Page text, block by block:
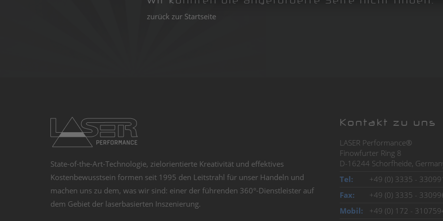
zurück zur Startseite
State-of-the-Art-Technologie, zielorientierte Kreativität und effektives
Kostenbewusstsein formen seit 1995 den Leitstrahl für unser Handeln und
machen uns zu dem, was wir sind: einer der führenden 360°-Dienstleister auf
dem Gebiet der laserbasierten Inszenierung.
Unser Anspruch an uns selbst
Geschäftsfeld sind Darbietungen,
Leistungsvermögen spiegeln.
Kontakt zu uns
LASER Performance®
Finowfurter Ring 8
D-16244 Schorfheide,
Tel:
+49 (0) 3335 -
Fax:
+49 (0) 3335 -
Mobil:
+49 (0) 172 -